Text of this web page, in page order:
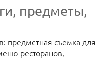
предметы,
предметная съемка для
ресторанов,